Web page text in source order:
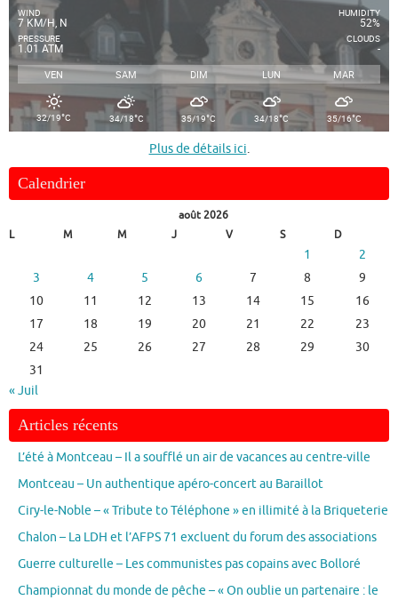
WIND
7 KM/H, N
PRESSURE
1.01 ATM
HUMIDITY
52%
CLOUDS
-
VEN SAM DIM LUN MAR
32/19°C 34/18°C 35/19°C 34/18°C 35/16°C
Plus de détails ici.
Calendrier
août 2026
L
M M J V S D
1
2
3
4 5 6 7 8
9
10
11 12 13 14 15
16
17
18 19 20 21 22
23
24
25 26 27 28 29
30
31
« Juil
Articles récents
L’été à Montceau – Il a soufflé un air de vacances au centre-ville
Montceau – Un authentique apéro-concert au Baraillot
Ciry-le-Noble – « Tribute to Téléphone » en illimité à la Briqueterie
Chalon – La LDH et l’AFPS 71 excluent du forum des associations
Guerre culturelle – Les communistes pas copains avec Bolloré
Championnat du monde de pêche – « On oublie un partenaire : le